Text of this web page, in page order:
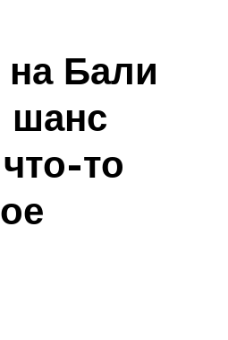
Бали
шанс
то